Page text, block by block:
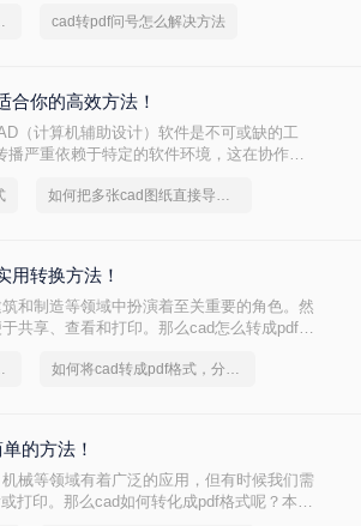
帮你解决 cad转pdf问号怎么解决方法
合你的高效方法！
（计算机辅助设计）软件是不可或缺的工
严重依赖于特定的软件环境，这在协作、
布局，且几乎在任何设备上都能被无缝打
如何把多张cad图纸直接导出成pdf
用转换方法！
和制造等领域中扮演着至关重要的角色。然
共享、查看和打印。那么cad怎么转成pdf格
法来了 如何将cad转成pdf格式，分享一种简单的方法
的方法！
械等领域有着广泛的应用，但有时候我们需
打印。那么cad如何转化成pdf格式呢？本文